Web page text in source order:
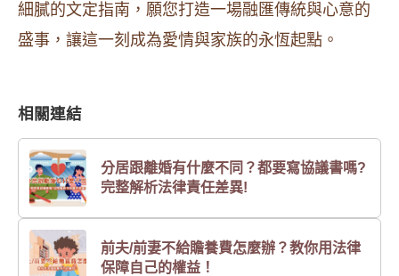
細膩的文定指南，願您打造一場融匯傳統與心意的
盛事，讓這一刻成為愛情與家族的永恆起點。
相關連結
分居跟離婚有什麼不同？都要寫協議書嗎?
完整解析法律責任差異!
前夫/前妻不給贍養費怎麼辦？教你用法律
保障自己的權益！